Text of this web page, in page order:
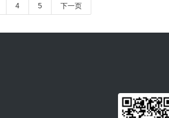
4 5 下一页